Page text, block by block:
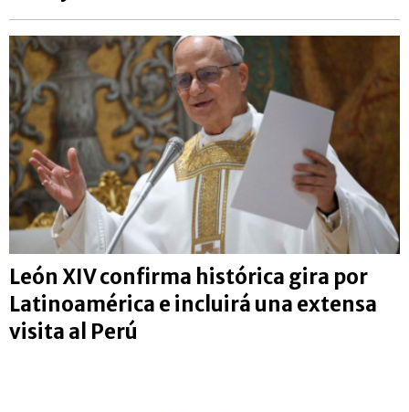
León XIV confirma histórica gira por
Latinoamérica e incluirá una extensa
visita al Perú